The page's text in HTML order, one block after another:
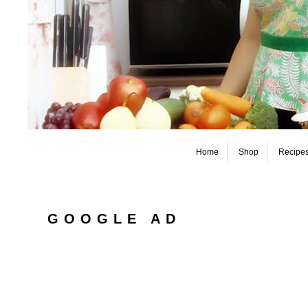
Home Shop
GOOGLE AD